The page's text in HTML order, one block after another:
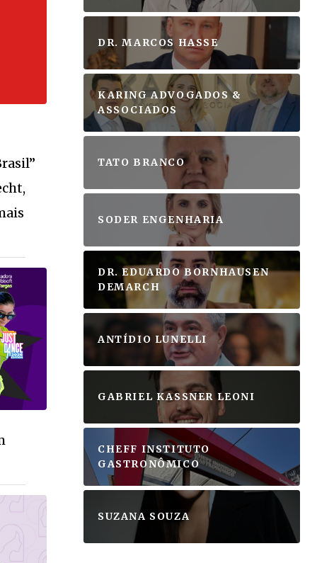
DR. MARCOS HASSE
KARING ADVOGADOS &
ASSOCIADOS
TATO BRANCO
SODER ENGENHARIA
DR. EDUARDO BORNHAUSEN
DEMARCH
ANTÍDIO LUNELLI
GABRIEL KASSNER LEONI
CHEFF INSTITUTO
GASTRONÔMICO
SUZANA SOUZA